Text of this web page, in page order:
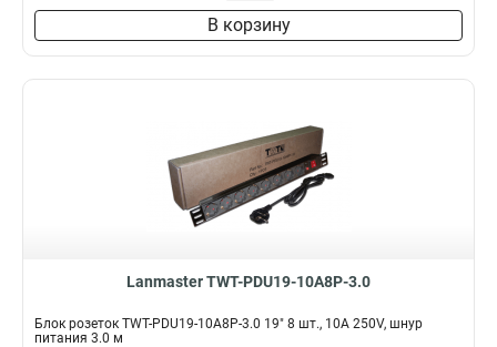
В корзину
Lanmaster TWT-PDU19-10A8P-3.0
Блок розеток TWT-PDU19-10A8P-3.0 19" 8 шт., 10A 250V, шнур
питания 3.0 м